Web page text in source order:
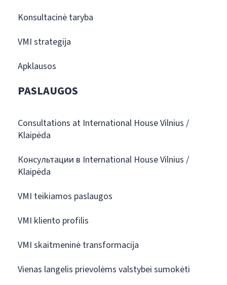
Konsultacinė taryba
VMI strategija
Apklausos
PASLAUGOS
Consultations at International House Vilnius /
Klaipėda
Консультации в International House Vilnius /
Klaipėda
VMI teikiamos paslaugos
VMI kliento profilis
VMI skaitmeninė transformacija
Vienas langelis prievolėms valstybei sumokėti